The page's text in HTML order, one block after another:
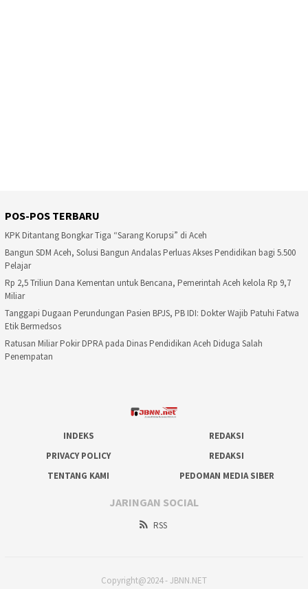
POS-POS TERBARU
KPK Ditantang Bongkar Tiga “Sarang Korupsi” di Aceh
Bangun SDM Aceh, Solusi Bangun Andalas Perluas Akses Pendidikan bagi 5.500
Pelajar
Rp 2,5 Triliun Dana Kementan untuk Bencana, Pemerintah Aceh kelola Rp 9,7
Miliar
Tanggapi Dugaan Perundungan Pasien BPJS, PB IDI: Dokter Wajib Patuhi Fatwa
Etik Bermedsos
Ratusan Miliar Pokir DPRA pada Dinas Pendidikan Aceh Diduga Salah
Penempatan
INDEKS
REDAKSI
PRIVACY POLICY
REDAKSI
TENTANG KAMI
PEDOMAN MEDIA SIBER
JARINGAN SOCIAL
RSS
Copyright@2024 - JBNN.NET